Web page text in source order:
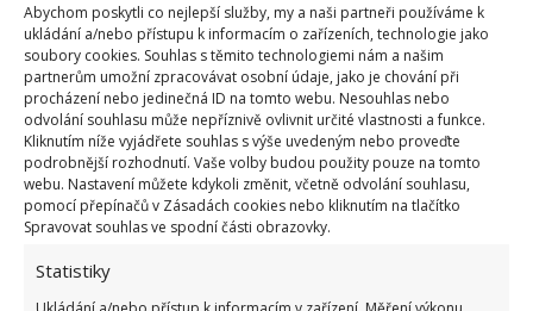
Abychom poskytli co nejlepší služby, my a naši partneři používáme k
ukládání a/nebo přístupu k informacím o zařízeních, technologie jako
soubory cookies. Souhlas s těmito technologiemi nám a našim
partnerům umožní zpracovávat osobní údaje, jako je chování při
procházení nebo jedinečná ID na tomto webu. Nesouhlas nebo
odvolání souhlasu může nepříznivě ovlivnit určité vlastnosti a funkce.
Kliknutím níže vyjádřete souhlas s výše uvedeným nebo proveďte
podrobnější rozhodnutí. Vaše volby budou použity pouze na tomto
webu. Nastavení můžete kdykoli změnit, včetně odvolání souhlasu,
pomocí přepínačů v Zásadách cookies nebo kliknutím na tlačítko
Spravovat souhlas ve spodní části obrazovky.
Statistiky